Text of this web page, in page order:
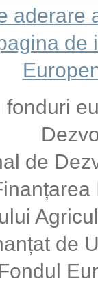
aderare
fonduri
de
de